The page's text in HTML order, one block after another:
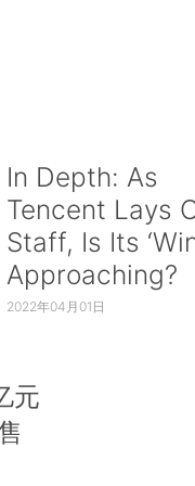
In Depth: As
Tencent Lays
Staff, Is Its
Approaching?
2022年04月01日
元